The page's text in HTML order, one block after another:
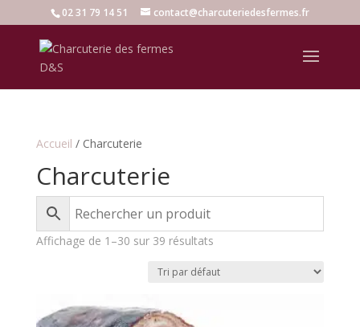
02 31 79 14 51 contact@charcuteriedesfermes.fr
Accueil / Charcuterie
Charcuterie
Affichage de 1–30 sur 39 résultats